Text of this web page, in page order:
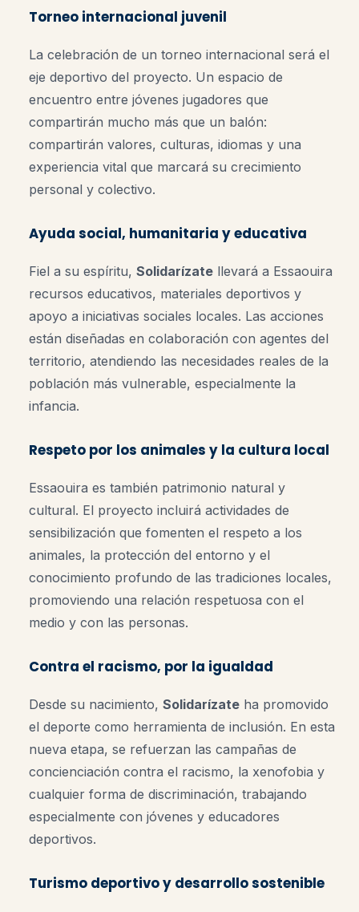
Torneo internacional juvenil
La celebración de un torneo internacional será el
eje deportivo del proyecto. Un espacio de
encuentro entre jóvenes jugadores que
compartirán mucho más que un balón:
compartirán valores, culturas, idiomas y una
experiencia vital que marcará su crecimiento
personal y colectivo.
Ayuda social, humanitaria y educativa
Fiel a su espíritu, Solidarízate llevará a Essaouira
recursos educativos, materiales deportivos y
apoyo a iniciativas sociales locales. Las acciones
están diseñadas en colaboración con agentes del
territorio, atendiendo las necesidades reales de la
población más vulnerable, especialmente la
infancia.
Respeto por los animales y la cultura local
Essaouira es también patrimonio natural y
cultural. El proyecto incluirá actividades de
sensibilización que fomenten el respeto a los
animales, la protección del entorno y el
conocimiento profundo de las tradiciones locales,
promoviendo una relación respetuosa con el
medio y con las personas.
Contra el racismo, por la igualdad
Desde su nacimiento, Solidarízate ha promovido
el deporte como herramienta de inclusión. En esta
nueva etapa, se refuerzan las campañas de
concienciación contra el racismo, la xenofobia y
cualquier forma de discriminación, trabajando
especialmente con jóvenes y educadores
deportivos.
Turismo deportivo y desarrollo sostenible